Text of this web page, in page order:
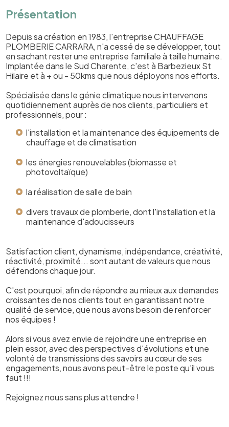
Présentation
Depuis sa création en 1983, l'entreprise CHAUFFAGE
PLOMBERIE CARRARA, n'a cessé de se développer, tout
en sachant rester une entreprise familiale à taille humaine.
Implantée dans le Sud Charente, c'est à Barbezieux St
Hilaire et à + ou - 50kms que nous déployons nos efforts.
Spécialisée dans le génie climatique nous intervenons
quotidiennement auprès de nos clients, particuliers et
professionnels, pour :
l'installation et la maintenance des équipements de
chauffage et de climatisation
les énergies renouvelables (biomasse et
photovoltaïque)
la réalisation de salle de bain
divers travaux de plomberie, dont l'installation et la
maintenance d'adoucisseurs
Satisfaction client, dynamisme, indépendance, créativité,
réactivité, proximité... sont autant de valeurs que nous
défendons chaque jour.
C'est pourquoi, afin de répondre au mieux aux demandes
croissantes de nos clients tout en garantissant notre
qualité de service, que nous avons besoin de renforcer
nos équipes !
Alors si vous avez envie de rejoindre une entreprise en
plein essor, avec des perspectives d'évolutions et une
volonté de transmissions des savoirs au cœur de ses
engagements, nous avons peut-être le poste qu'il vous
faut !!!
Rejoignez nous sans plus attendre !